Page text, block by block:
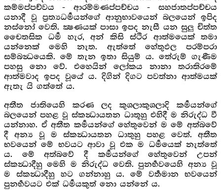
කම්මප්පච්වය - ආරම්මණප්පච්චය - සහජාතප්පච්චය
යනාදී වූ ප්‍රත්‍යධර්‍මයන්ගේ ආනුභාවයෙන් බලයෙන් ඉපිද
නස්නෝ වෙති. ක්‍ෂණයක් පාසා ඉපද නැසී යන සුලු චිත්ත
චෛතසික ධර්‍ම හැර, අන් කිසි ස්ථිර ආත්මයෙක් තමා
යන්නෙක් මෙහි නැත. ඇත්තේ හේතුඵල පරම්පරා
සම්බන්‍ධයෙකි. මේ තැන ඉතා සියුම් ය. තේරුම් ගැණීම
පහසු නො වේ. එහෙයින් ලෝකය නානා තරාතිරමේ
ආත්මවාද ඉපද වූයේ ය. දිගින් දිගට පවත්නා ආත්මයක්
ඇතැ යි ගත්තේ ය.
අතීත ජාතියෙහි කරණ ලද කුශලාකුශලාදි කර්‍මයන්ගේ
බලයෙන් පහළ වූ ස්කන්‍ධායතන ධාතූහු එහිදී ම නිරුද්ධ වී
යන්නාහ. ඒ අතීත කර්‍මයන්ගේ හේතුවෙන් ම මේ අත්බවේ
දී අන්‍ය වූ ම ස්කන්‍ධායතන ධාතුහු පහළ වෙත්. අතීත
භවයෙන් මේ භවයට ආවා වූ එක ම ධර්‍මයෙක් නැත්තේ
ය. මේ අත්බවේ දී කර්‍මයන්ගේ හේතුවෙන් උපන්
ස්කන්‍ධාදීහු මෙහි ම නිරුද්ධ වෙති. පුනර්‍භවයෙහි අන්‍ය වූ
ම ස්කන්‍ධාදීහු හට ගන්නාහු ය. මේ වර්‍තමාන භවයෙන්
පුනර්‍භවයට එක් ධර්‍මයකුත් නො යන්නේ ය.